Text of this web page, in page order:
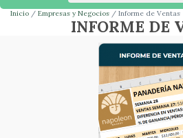
Inicio Empresas y Negocios Informe de Ventas
INFORME DE